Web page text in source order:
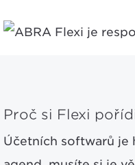
Proč si Flexi
Účetních softwarů je